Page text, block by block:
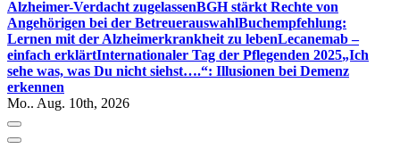
Alzheimer-Verdacht zugelassenBGH stärkt Rechte von
Angehörigen bei der BetreuerauswahlBuchempfehlung:
Lernen mit der Alzheimerkrankheit zu lebenLecanemab –
einfach erklärtInternationaler Tag der Pflegenden 2025„Ich
sehe was, was Du nicht siehst….“: Illusionen bei Demenz
erkennen
Mo.. Aug. 10th, 2026